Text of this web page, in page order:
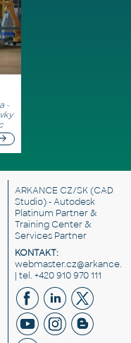
-
ARKANCE CZ/SK(CAD
Studio) - Autodesk
Platinum Partner &
Training Center &
Services Partner
KONTAKT:
| tel. +420 910 970 111